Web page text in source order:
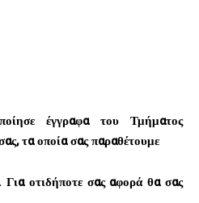
έγγραφα του Τμήματος
τα οποία σας παραθέτουμε
οτιδήποτε σας αφορά θα σας